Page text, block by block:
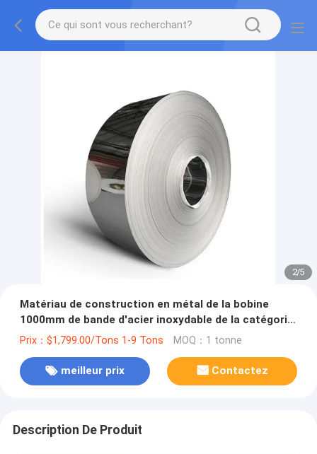
2/5
Matériau de construction en métal de la bobine
1000mm de bande d'acier inoxydable de la catégorie
comestible 301
Prix：$1,799.00/Tons 1-9 Tons MOQ：1 tonne
meilleur prix Contactez
Description De Produit